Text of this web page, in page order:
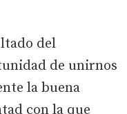
del
de unirnos
la buena
con la que